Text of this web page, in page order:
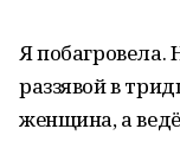
Я побагровела.
раззявой в
женщина, а